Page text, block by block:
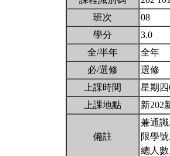
班次
08
學分
3.0
全/半年
全年
必/選修
選修
上課時間
星期四
上課地點
新202
備註
兼通
限學
總人數